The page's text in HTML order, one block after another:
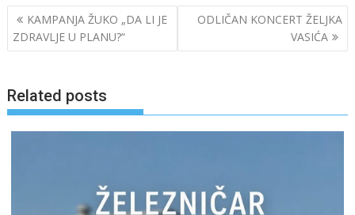
Post
navigation
KAMPANJA ŽUKO „DA LI JE
ZDRAVLJE U PLANU?“
ODLIČAN KONCERT ŽELJKA
VASIĆA
Related posts